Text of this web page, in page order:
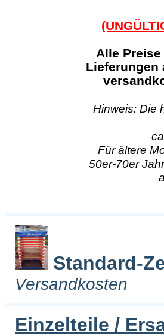
Alle
Lieferungen
Hinweis: Die
Für ältere
50er-70er
Standard-
Versandkosten
Einzelteile /